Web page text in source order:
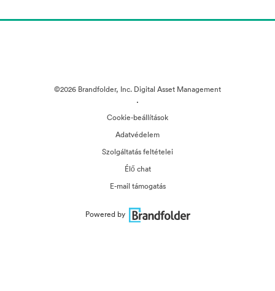
©2026 Brandfolder, Inc. Digital Asset Management
·
Cookie-beállítások
Adatvédelem
Szolgáltatás feltételei
Élő chat
E-mail támogatás
Powered by